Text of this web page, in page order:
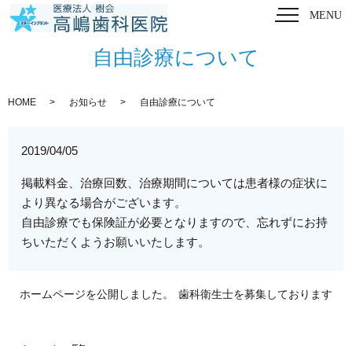
MENU
自由診療について
HOME お知らせ 自由診療について
2019/04/05
掲載料金、治療回数、治療期間については患者様の症状に
より異なる場合がございます。
自由診療でも保険証が必要となりますので、忘れずにお持
ちいただくようお願いいたします。
ホームページを公開しました。 歯科衛生士を募集しております